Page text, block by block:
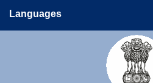
Languages